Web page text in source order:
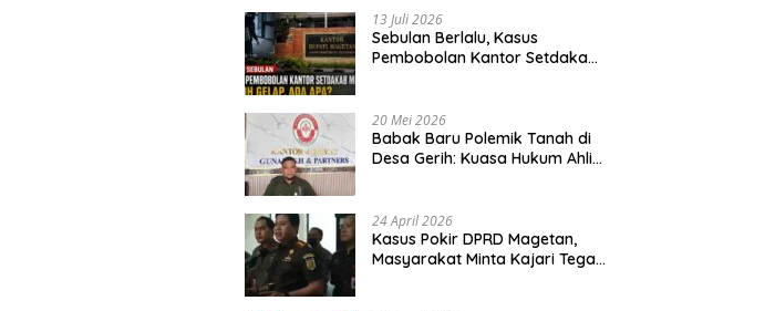
13 Juli 2026
Sebulan Berlalu, Kasus
Pembobolan Kantor Setdakab
20 Mei 2026
Babak Baru Polemik Tanah di
Desa Gerih: Kuasa Hukum Ahli
24 April 2026
Kasus Pokir DPRD Magetan,
Masyarakat Minta Kajari Tegak